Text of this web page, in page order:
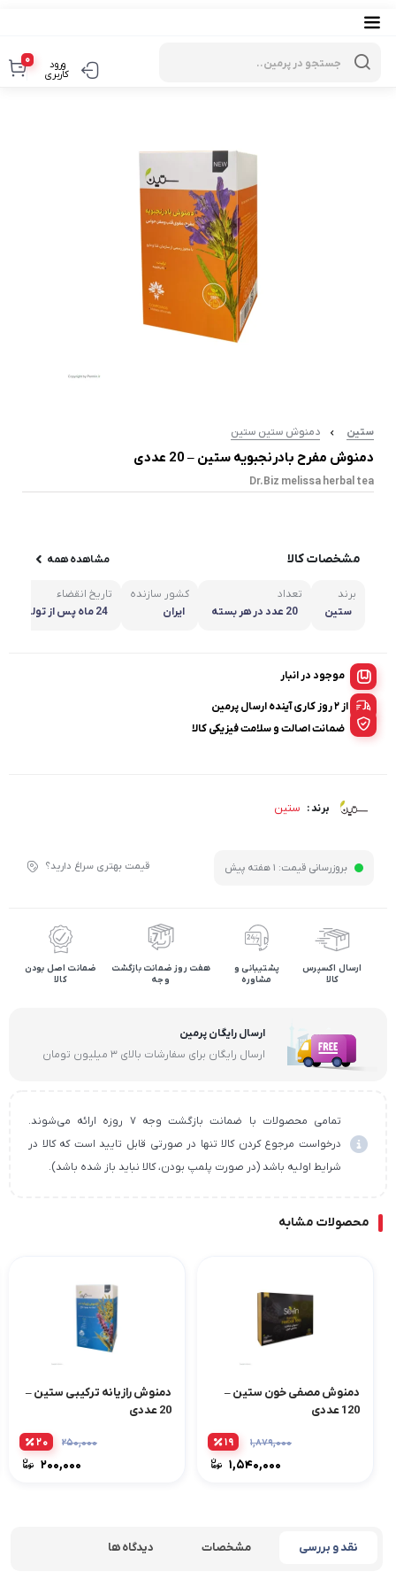
ورود
کاربری
0
ستین دمنوش ستین ستین
دمنوش مفرح بادرنجبویه ستین – 20 عددی
Dr.Biz melissa herbal tea
مشخصات کالا مشاهده همه
برند
ستین
تعداد
20 عدد در هر بسته
کشور سازنده
ایران
تاریخ انقضاء
24 ماه پس از تولید
موجود در انبار
از ۲ روز کاری آینده ارسال پرمین
ضمانت اصالت و سلامت فیزیکی کالا
برند : ستین
بروزرسانی قیمت: 1 هفته پیش قیمت بهتری سراغ دارید؟
ارسال اکسپرس
کالا
پشتیبانی و
مشاوره
هفت روز ضمانت بازگشت
وجه
ضمانت اصل بودن
کالا
ارسال رایگان پرمین
ارسال رایگان برای سفارشات بالای ۳ میلیون تومان
تمامی محصولات با ضمانت بازگشت وجه ۷ روزه ارائه می‌شوند.
درخواست مرجوع کردن کالا تنها در صورتی قابل تایید است که کالا در
شرایط اولیه باشد (در صورت پلمپ بودن، کالا نباید باز شده باشد).
محصولات مشابه
دمنوش مصفی خون ستین –
120 عددی
۱,۸۷۹,۰۰۰
۱,۵۴۰,۰۰۰
۱۹
دمنوش رازیانه ترکیبی ستین –
20 عددی
۲۵۰,۰۰۰
۲۰۰,۰۰۰
۲۰
نقد و بررسی مشخصات دیدگاه ها